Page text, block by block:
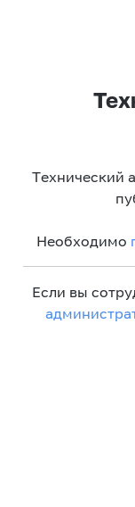
Технический
Необходимо
Если вы